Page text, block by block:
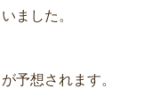
ました。
予想されます。